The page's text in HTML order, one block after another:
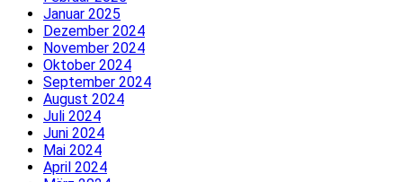
Januar 2025
Dezember 2024
November 2024
Oktober 2024
September 2024
August 2024
Juli 2024
Juni 2024
Mai 2024
April 2024